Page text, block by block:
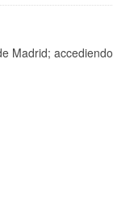
Madrid; accediendo